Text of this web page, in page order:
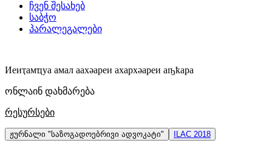
ჩვენ შესახებ
საბჭო
პარალეგალები
Иеиҭaмҵуa aмaл aaхәaреи aхaрхәaреи aҧҟaрa
ონლაინ დახმარება
რესურსები
ჟურნალი "საზოგადოებრივი ადვოკატი" ILAC 2018